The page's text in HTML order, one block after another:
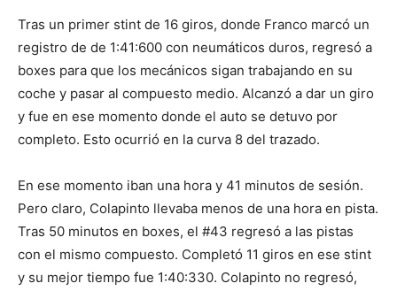
Tras un primer stint de 16 giros, donde Franco marcó un
registro de de 1:41:600 con neumáticos duros, regresó a
boxes para que los mecánicos sigan trabajando en su
coche y pasar al compuesto medio. Alcanzó a dar un giro
y fue en ese momento donde el auto se detuvo por
completo. Esto ocurrió en la curva 8 del trazado.
En ese momento iban una hora y 41 minutos de sesión.
Pero claro, Colapinto llevaba menos de una hora en pista.
Tras 50 minutos en boxes, el #43 regresó a las pistas
con el mismo compuesto. Completó 11 giros en ese stint
y su mejor tiempo fue 1:40:330. Colapinto no regresó,